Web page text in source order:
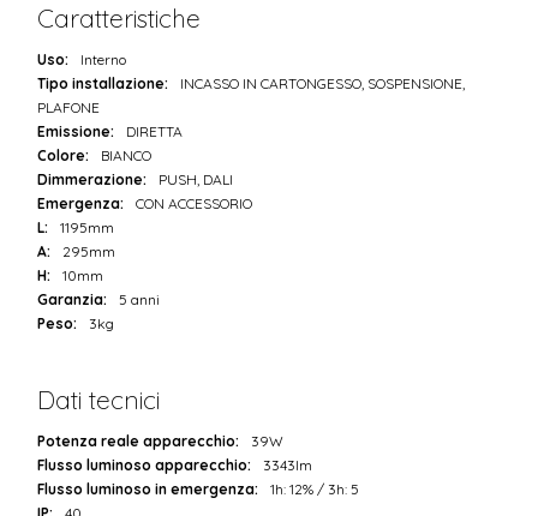
Caratteristiche
Uso:
Interno
Tipo installazione:
INCASSO IN CARTONGESSO, SOSPENSIONE,
PLAFONE
Emissione:
DIRETTA
Colore:
BIANCO
Dimmerazione:
PUSH, DALI
Emergenza:
CON ACCESSORIO
L:
1195mm
A:
295mm
H:
10mm
Garanzia:
5 anni
Peso:
3kg
Dati tecnici
Potenza reale apparecchio:
39W
Flusso luminoso apparecchio:
3343lm
Flusso luminoso in emergenza:
1h: 12% / 3h: 5